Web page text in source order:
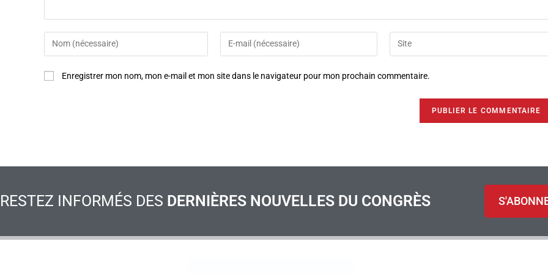
Enregistrer mon nom, mon e-mail et mon site dans le navigateur pour mon prochain commentaire.
RESTEZ INFORMÉS DES DERNIÈRES NOUVELLES DU CONGRÈS